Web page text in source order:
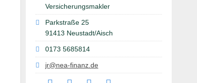
Versicherungsmakler
Parkstraße 25
91413 Neustadt/Aisch
0173 5685814
jr@nea-finanz.de